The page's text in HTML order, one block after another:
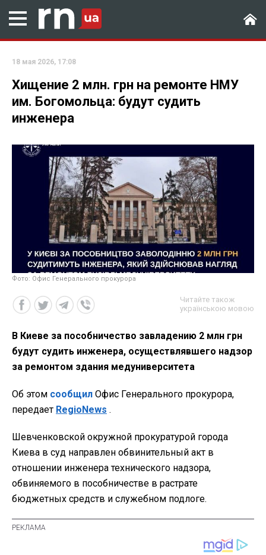
18 мая 2026, 17:08
Хищение 2 млн. грн на ремонте НМУ
им. Богомольца: будут судить
инженера
Фото: Офис Генерального прокурора
Читайте також
українською мовою
В Киеве за пособничество завладению 2 млн грн
будут судить инженера, осуществлявшего надзор
за ремонтом здания медуниверситета
Об этом сообщил Офис Генерального прокурора,
передает RegioNews .
Шевченковской окружной прокуратурой города
Киева в суд направлен обвинительный акт в
отношении инженера технического надзора,
обвиняемого в пособничестве в растрате
бюджетных средств и служебном подлоге.